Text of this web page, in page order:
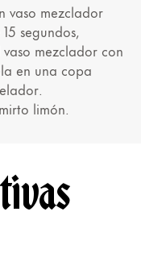
vaso mezclador
segundos,
mezclador con
en una copa
limón.